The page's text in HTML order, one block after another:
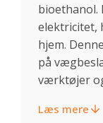
bioethanol.
elektricitet,
hjem.
på
værktøjer
Læs mere